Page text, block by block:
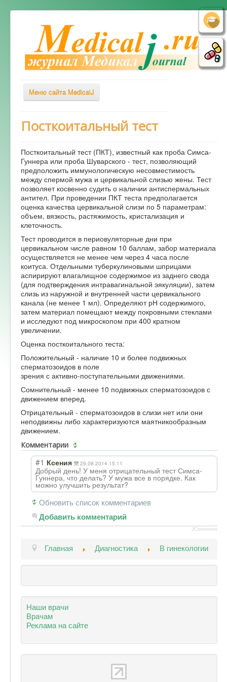
Меню сайта MedicalJ
Весь Медикал
Заболевания
Диагностика
Лечение
Советы врача
Альтернативная медицина
Форум
Посткоитальный тест
Посткоитальный тест (ПКТ), известный как проба Симса-
Гуннера или проба Шуварского - тест, позволяющий
предположить иммунологическую несовместимость
между спермой мужа и цервикальной слизью жены. Тест
позволяет косвенно судить о наличии антиспермальных
антител. При проведении ПКТ теста предполагается
оценка качества цервикальной слизи по 5 параметрам:
объем, вязкость, растяжимость, кристализация и
клеточность.
Тест проводится в периовуляторные дни при
цервикальном числе равном 10 баллам, забор материала
осуществляется не менее чем через 4 часа после
коитуса. Отдельными туберкулиновыми шприцами
аспирируют влагалищное содержимое из заднего свода
(для подтверждения интравагинальной эякуляции), затем
слизь из наружной и внутренней части цервикального
канала (не менее 1 мл). Определяют рН содержимого,
затем материал помещают между покровными стеклами
и исследуют под микроскопом при 400 кратном
увеличении.
Оценка посткоитального теста:
Положительный - наличие 10 и более подвижных
сперматозоидов в поле
зрения с активно-поступательными движениями.
Сомнительный - менее 10 подвижных сперматозоидов с
движением вперед.
Отрицательный - сперматозоидов в слизи нет или они
неподвижны либо характеризуются маятникообразным
движением.
Комментарии
#1 Ксения 29.08.2014 15:11
Добрый день! У меня отрицательный тест Симса-
Гуннера, что делать? У мужа все в порядке. Как
можно улучшить результат?
Обновить список комментариев
Добавить комментарий
JComments
Главная Диагностика В гинекологии
Наши врачи
Врачам
Реклама на сайте